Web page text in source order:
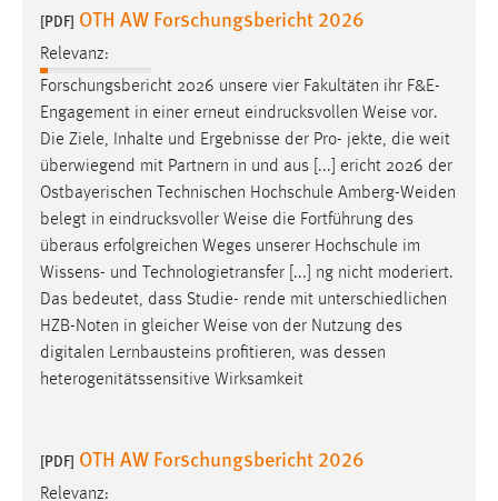
[PDF] OTH AW Forschungsbericht 2026
Relevanz:
Forschungsbericht 2026 unsere vier Fakultäten ihr F&E-
Engagement in einer erneut eindrucksvollen Weise vor.
Die Ziele, Inhalte und Ergebnisse der Pro- jekte, die weit
überwiegend mit Partnern in und aus [...] ericht 2026 der
Ostbayerischen Technischen Hochschule Amberg-Weiden
belegt in eindrucksvoller Weise die Fortführung des
überaus erfolgreichen Weges unserer Hochschule im
Wissens- und Technologietransfer [...] ng nicht moderiert.
Das bedeutet, dass Studie- rende mit unterschiedlichen
HZB-Noten in gleicher Weise von der Nutzung des
digitalen Lernbausteins profitieren, was dessen
heterogenitätssensitive Wirksamkeit
[PDF] OTH AW Forschungsbericht 2026
Relevanz:
Zweck:
Cookie Laufzeit:
30 Tage
Chat
Name:
MibewSessionID, MIBEW_UserID, mibew_locale, mibew-
Zweck:
Wird benötigt um die Chatfunktion nutzen zu können.
Cookie Laufzeit:
MibewSessionID, mibew-chat-frame-style-